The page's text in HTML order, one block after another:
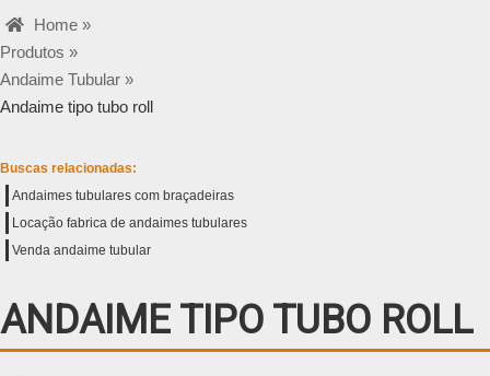
Home »
Produtos »
Andaime Tubular »
Andaime tipo tubo roll
Buscas relacionadas:
Andaimes tubulares com braçadeiras
Locação fabrica de andaimes tubulares
Venda andaime tubular
ANDAIME TIPO TUBO ROLL